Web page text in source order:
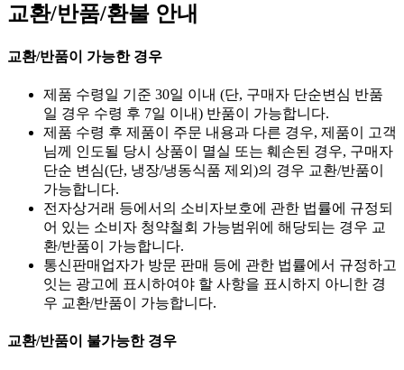
교환/반품/환불 안내
교환/반품이 가능한 경우
제품 수령일 기준 30일 이내 (단, 구매자 단순변심 반품
일 경우 수령 후 7일 이내) 반품이 가능합니다.
제품 수령 후 제품이 주문 내용과 다른 경우, 제품이 고객
님께 인도될 당시 상품이 멸실 또는 훼손된 경우, 구매자
단순 변심(단, 냉장/냉동식품 제외)의 경우 교환/반품이
가능합니다.
전자상거래 등에서의 소비자보호에 관한 법률에 규정되
어 있는 소비자 청약철회 가능범위에 해당되는 경우 교
환/반품이 가능합니다.
통신판매업자가 방문 판매 등에 관한 법률에서 규정하고
잇는 광고에 표시하여야 할 사항을 표시하지 아니한 경
우 교환/반품이 가능합니다.
교환/반품이 불가능한 경우